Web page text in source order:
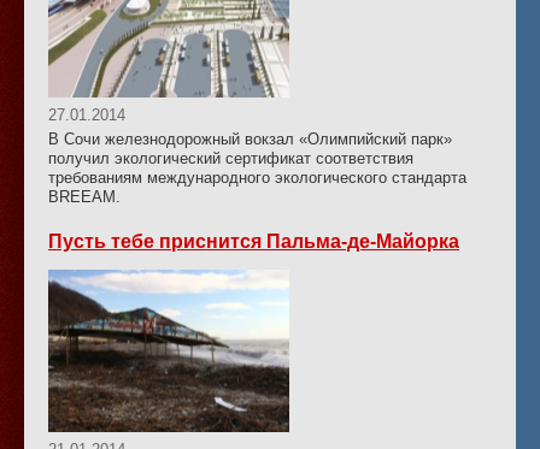
27.01.2014
В Сочи железнодорожный вокзал «Олимпийский парк»
получил экологический сертификат соответствия
требованиям международного экологического стандарта
BREEAM.
Пусть тебе приснится Пальма-де-Майорка